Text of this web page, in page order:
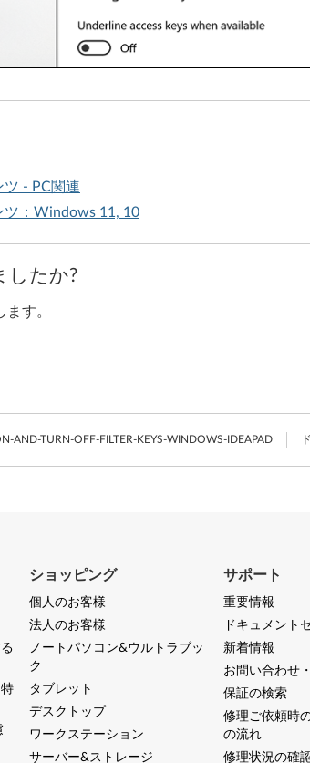
- PC関連
ツ：Windows 11, 10
したか?
す。
AND-TURN-OFF-FILTER-KEYS-WINDOWS-IDEAPAD
ショッピング
個人のお客様
法人のお客様
ノートパソコン&ウルトラブッ
ク
タブレット
デスクトップ
ワークステーション
サーバー&ストレージ
サポート
重要情報
ドキュメント
新着情報
お問い合わせ
保証の検索
修理ご依頼時
の流れ
修理状況の確